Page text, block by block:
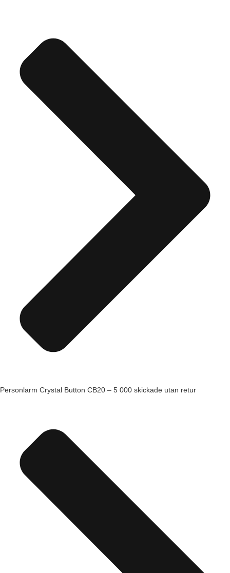
Personlarm Crystal Button CB20 – 5 000 skickade utan retur